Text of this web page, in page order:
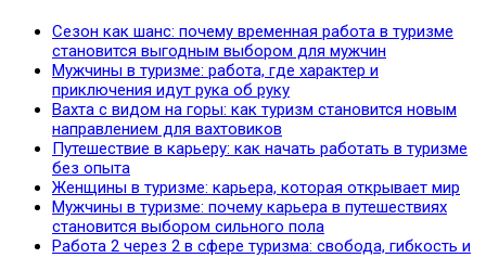
Сезон как шанс: почему временная работа в туризме
становится выгодным выбором для мужчин
Мужчины в туризме: работа, где характер и
приключения идут рука об руку
Вахта с видом на горы: как туризм становится новым
направлением для вахтовиков
Путешествие в карьеру: как начать работать в туризме
без опыта
Женщины в туризме: карьера, которая открывает мир
Мужчины в туризме: почему карьера в путешествиях
становится выбором сильного пола
Работа 2 через 2 в сфере туризма: свобода, гибкость и